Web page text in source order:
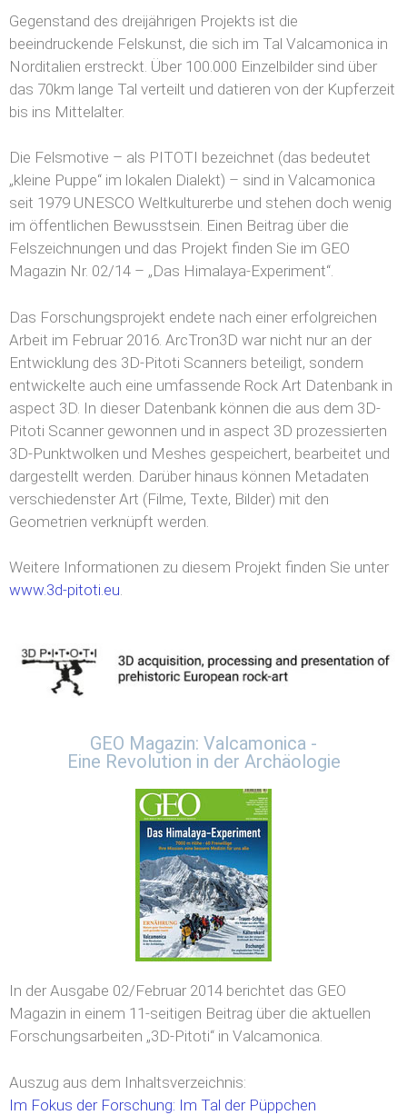
Gegenstand des dreijährigen Projekts ist die
beeindruckende Felskunst, die sich im Tal Valcamonica in
Norditalien erstreckt. Über 100.000 Einzelbilder sind über
das 70km lange Tal verteilt und datieren von der Kupferzeit
bis ins Mittelalter.
Die Felsmotive – als PITOTI bezeichnet (das bedeutet
„kleine Puppe“ im lokalen Dialekt) – sind in Valcamonica
seit 1979 UNESCO Weltkulturerbe und stehen doch wenig
im öffentlichen Bewusstsein. Einen Beitrag über die
Felszeichnungen und das Projekt finden Sie im GEO
Magazin Nr. 02/14 – „Das Himalaya-Experiment“.
Das Forschungsprojekt endete nach einer erfolgreichen
Arbeit im Februar 2016. ArcTron3D war nicht nur an der
Entwicklung des 3D-Pitoti Scanners beteiligt, sondern
entwickelte auch eine umfassende Rock Art Datenbank in
aspect 3D. In dieser Datenbank können die aus dem 3D-
Pitoti Scanner gewonnen und in aspect 3D prozessierten
3D-Punktwolken und Meshes gespeichert, bearbeitet und
dargestellt werden. Darüber hinaus können Metadaten
verschiedenster Art (Filme, Texte, Bilder) mit den
Geometrien verknüpft werden.
Weitere Informationen zu diesem Projekt finden Sie unter
www.3d-pitoti.eu.
GEO Magazin: Valcamonica -
Eine Revolution in der Archäologie
In der Ausgabe 02/Februar 2014 berichtet das GEO
Magazin in einem 11-seitigen Beitrag über die aktuellen
Forschungsarbeiten „3D-Pitoti“ in Valcamonica.
Auszug aus dem Inhaltsverzeichnis:
Im Fokus der Forschung: Im Tal der Püppchen